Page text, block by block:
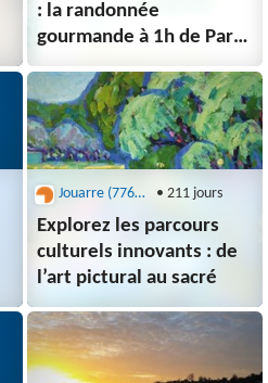
: la randonnée
gourmande à 1h de Paris,
Jouarre (77640) - office de tourisme • 211 jours
Explorez les parcours
culturels innovants : de
l’art pictural au sacré